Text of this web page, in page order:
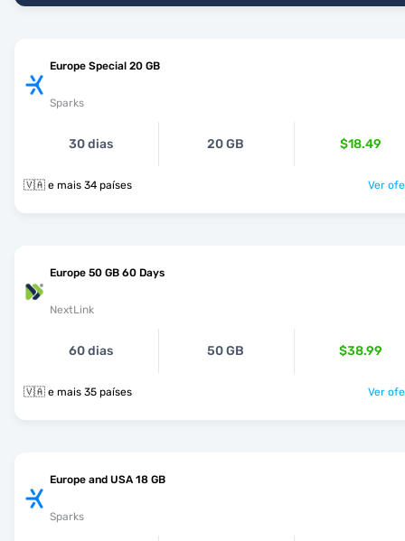
Europe Special 20 GB
Sparks
30 dias 20 GB $18.49
🇻🇦 e mais 34 países Ver
Europe 50 GB 60 Days
NextLink
60 dias 50 GB $38.99
🇻🇦 e mais 35 países Ver
Europe and USA 18 GB
Sparks